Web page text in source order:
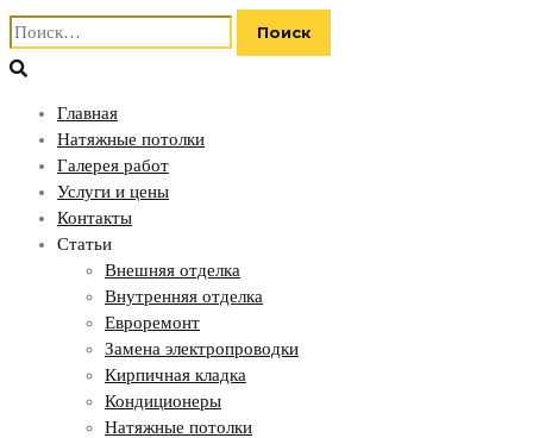
Найти:
Главная
Натяжные потолки
Галерея работ
Услуги и цены
Контакты
Статьи
Внешняя отделка
Внутренняя отделка
Евроремонт
Замена электропроводки
Кирпичная кладка
Кондиционеры
Натяжные потолки